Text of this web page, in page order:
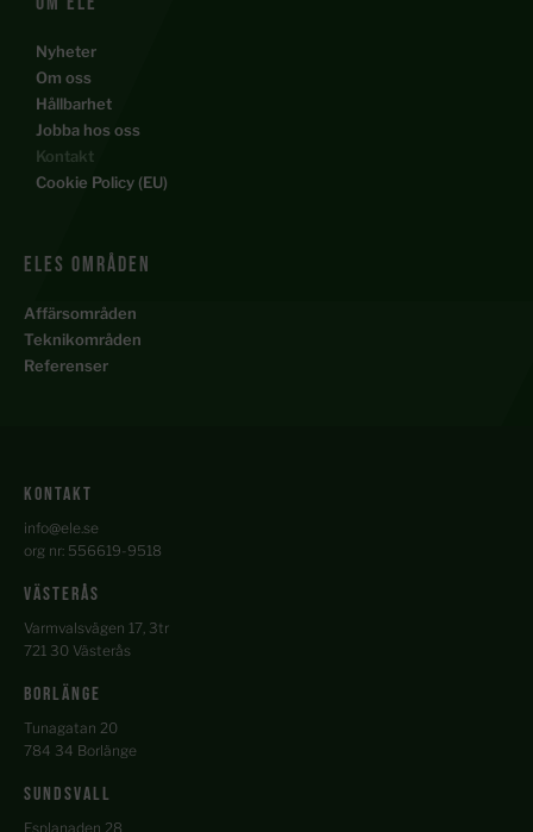
Nyheter
Om oss
Hållbarhet
Jobba hos oss
Kontakt
Cookie Policy (EU)
ELES Områden
Affärsområden
Teknikområden
Referenser
kontakt
info@ele.se
org nr: 556619-9518
Västerås
Varmvalsvägen 17, 3tr
721 30 Västerås
BORLÄNGE
Tunagatan 20
784 34 Borlänge
Sundsvall
Esplanaden 28